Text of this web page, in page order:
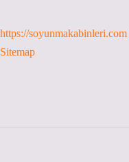
https://soyunmakabinleri.com
Sitemap